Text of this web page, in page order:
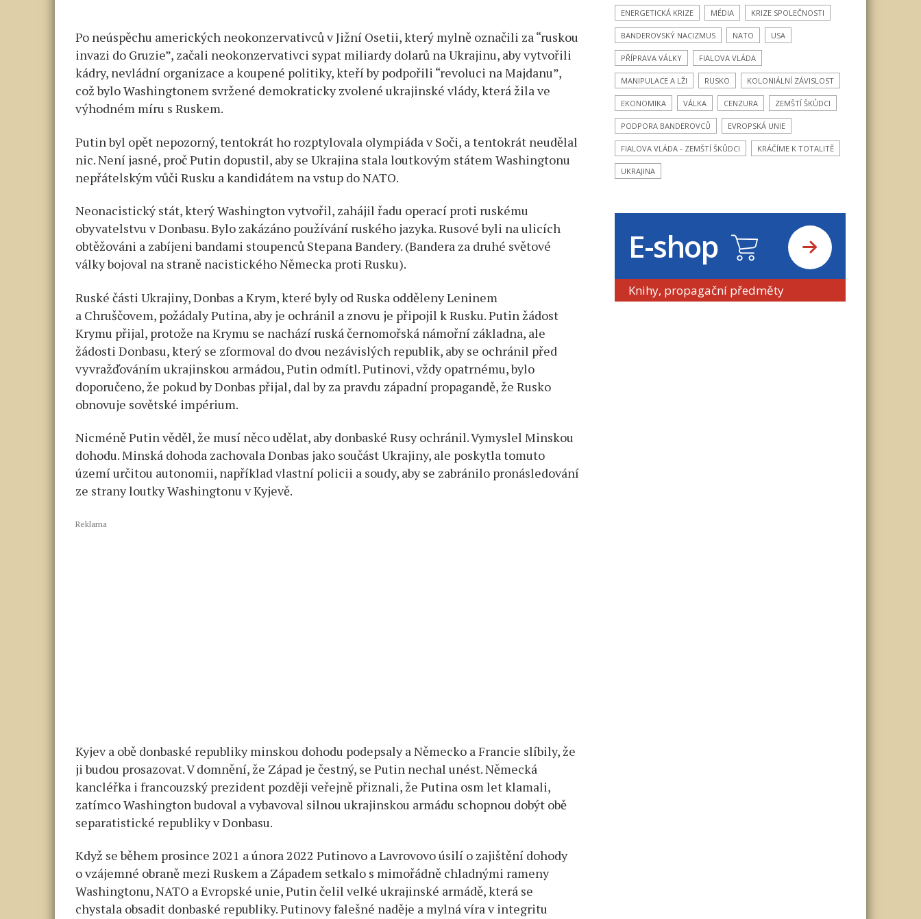
Po neúspěchu amerických neokonzervativců v Jižní Osetii, který mylně označili za “ruskou
invazi do Gruzie”, začali neokonzervativci sypat miliardy dolarů na Ukrajinu, aby vytvořili
kádry, nevládní organizace a koupené politiky, kteří by podpořili “revoluci na Majdanu”,
což bylo Washingtonem svržené demokraticky zvolené ukrajinské vlády, která žila ve
výhodném míru s Ruskem.
Putin byl opět nepozorný, tentokrát ho rozptylovala olympiáda v Soči, a tentokrát neudělal
nic. Není jasné, proč Putin dopustil, aby se Ukrajina stala loutkovým státem Washingtonu
nepřátelským vůči Rusku a kandidátem na vstup do NATO.
Neonacistický stát, který Washington vytvořil, zahájil řadu operací proti ruskému
obyvatelstvu v Donbasu. Bylo zakázáno používání ruského jazyka. Rusové byli na ulicích
obtěžováni a zabíjeni bandami stoupenců Stepana Bandery. (Bandera za druhé světové
války bojoval na straně nacistického Německa proti Rusku).
Ruské části Ukrajiny, Donbas a Krym, které byly od Ruska odděleny Leninem
a Chruščovem, požádaly Putina, aby je ochránil a znovu je připojil k Rusku. Putin žádost
Krymu přijal, protože na Krymu se nachází ruská černomořská námořní základna, ale
žádosti Donbasu, který se zformoval do dvou nezávislých republik, aby se ochránil před
vyvražďováním ukrajinskou armádou, Putin odmítl. Putinovi, vždy opatrnému, bylo
doporučeno, že pokud by Donbas přijal, dal by za pravdu západní propagandě, že Rusko
obnovuje sovětské impérium.
Nicméně Putin věděl, že musí něco udělat, aby donbaské Rusy ochránil. Vymyslel Minskou
dohodu. Minská dohoda zachovala Donbas jako součást Ukrajiny, ale poskytla tomuto
území určitou autonomii, například vlastní policii a soudy, aby se zabránilo pronásledování
ze strany loutky Washingtonu v Kyjevě.
Reklama
Kyjev a obě donbaské republiky minskou dohodu podepsaly a Německo a Francie slíbily, že
ji budou prosazovat. V domnění, že Západ je čestný, se Putin nechal unést. Německá
kancléřka i francouzský prezident později veřejně přiznali, že Putina osm let klamali,
zatímco Washington budoval a vybavoval silnou ukrajinskou armádu schopnou dobýt obě
separatistické republiky v Donbasu.
Když se během prosince 2021 a února 2022 Putinovo a Lavrovovo úsilí o zajištění dohody
o vzájemné obraně mezi Ruskem a Západem setkalo s mimořádně chladnými rameny
Washingtonu, NATO a Evropské unie, Putin čelil velké ukrajinské armádě, která se
chystala obsadit donbaské republiky. Putinovy falešné naděje a mylná víra v integritu
ENERGETICKÁ KRIZE MÉDIA KRIZE SPOLEČNOSTI
BANDEROVSKÝ NACIZMUS NATO USA
PŘÍPRAVA VÁLKY FIALOVA VLÁDA
MANIPULACE A LŽI RUSKO KOLONIÁLNÍ ZÁVISLOST
EKONOMIKA VÁLKA CENZURA ZEMŠTÍ ŠKŮDCI
PODPORA BANDEROVCŮ EVROPSKÁ UNIE
FIALOVA VLÁDA - ZEMŠTÍ ŠKŮDCI KRÁČÍME K TOTALITĚ
UKRAJINA
E-shop
Knihy, propagační předměty